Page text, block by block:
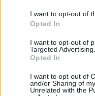
I want to opt-out of
Opted In
I want to opt-out of
Targeted Advertising.
Opted In
I want to opt-out of
and/or Sharing of
Unrelated with the